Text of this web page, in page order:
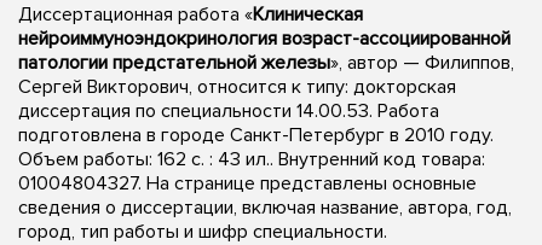
Диссертационная работа «Клиническая
нейроиммуноэндокринология возраст-ассоциированной
патологии предстательной железы», автор — Филиппов,
Сергей Викторович, относится к типу: докторская
диссертация по специальности 14.00.53. Работа
подготовлена в городе Санкт-Петербург в 2010 году.
Объем работы: 162 с. : 43 ил.. Внутренний код товара:
01004804327. На странице представлены основные
сведения о диссертации, включая название, автора, год,
город, тип работы и шифр специальности.